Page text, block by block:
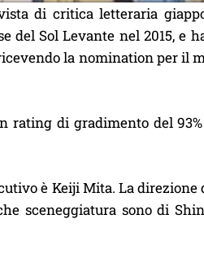
di critica letteraria
del Sol Levante nel 2015, e
la nomination per il
rating di gradimento del
è Keiji Mita. La direzione
sceneggiatura sono di